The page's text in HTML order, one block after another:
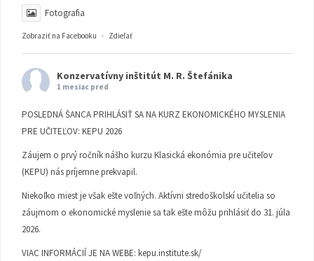
Fotografia
Zobraziť na Facebooku · Zdieľať
Konzervatívny inštitút M. R. Štefánika
1 mesiac pred
POSLEDNÁ ŠANCA PRIHLÁSIŤ SA NA KURZ EKONOMICKÉHO MYSLENIA
PRE UČITEĽOV: KEPU 2026
Záujem o prvý ročník nášho kurzu Klasická ekonómia pre učiteľov
(KEPU) nás príjemne prekvapil.
Niekoľko miest je však ešte voľných. Aktívni stredoškolskí učitelia so
záujmom o ekonomické myslenie sa tak ešte môžu prihlásiť do 31. júla
2026.
VIAC INFORMÁCIÍ JE NA WEBE: kepu.institute.sk/